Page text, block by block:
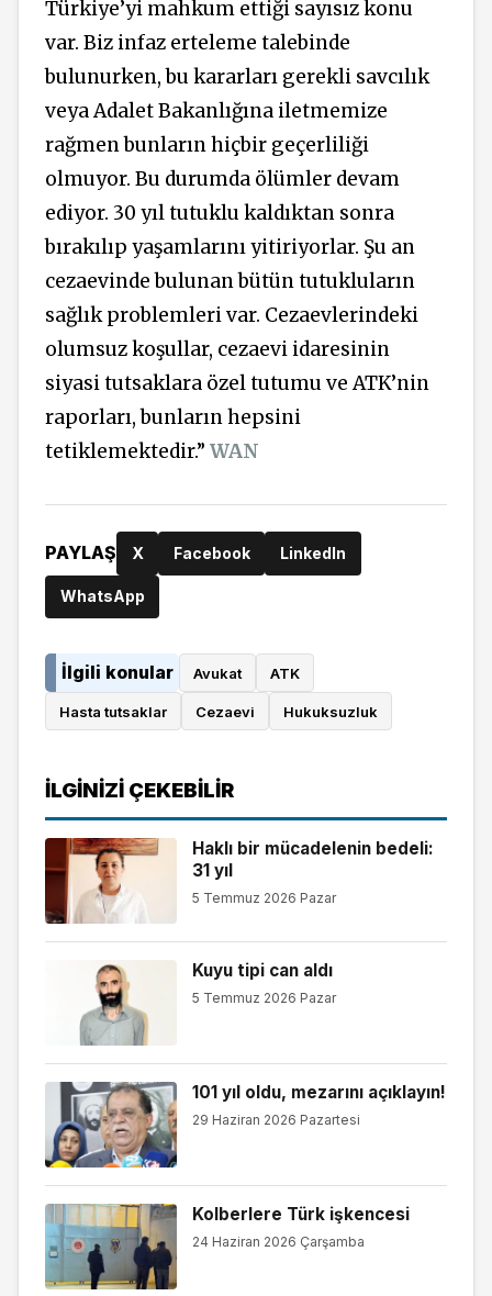
Türkiye’yi mahkum ettiği sayısız konu
var. Biz infaz erteleme talebinde
bulunurken, bu kararları gerekli savcılık
veya Adalet Bakanlığına iletmemize
rağmen bunların hiçbir geçerliliği
olmuyor. Bu durumda ölümler devam
ediyor. 30 yıl tutuklu kaldıktan sonra
bırakılıp yaşamlarını yitiriyorlar. Şu an
cezaevinde bulunan bütün tutukluların
sağlık problemleri var. Cezaevlerindeki
olumsuz koşullar, cezaevi idaresinin
siyasi tutsaklara özel tutumu ve ATK’nin
raporları, bunların hepsini
tetiklemektedir.” WAN
PAYLAŞ X Facebook LinkedIn
WhatsApp
İlgili konular Avukat ATK
Hasta tutsaklar Cezaevi Hukuksuzluk
İLGINIZI ÇEKEBILIR
Haklı bir mücadelenin bedeli:
31 yıl
5 Temmuz 2026 Pazar
Kuyu tipi can aldı
5 Temmuz 2026 Pazar
101 yıl oldu, mezarını açıklayın!
29 Haziran 2026 Pazartesi
Kolberlere Türk işkencesi
24 Haziran 2026 Çarşamba